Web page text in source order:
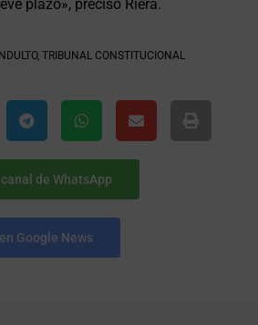
plazo», precisó Riera.
, TRIBUNAL CONSTITUCIONAL
de WhatsApp
Google News